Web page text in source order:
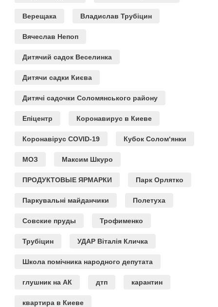
Верещака Владислав Трубіцин
Вячеслав Непоп
Дитячий садок Веселинка
Дитячи садки Києва
Дитячі садочки Соломянського району
Епіцентр Коронавирус в Киеве
Коронавірус COVID-19 Кубок Солом‘янки
МОЗ Максим Шкуро
ПРОДУКТОВЫЕ ЯРМАРКИ Парк Орлятко
Паркувальні майданчики Полетуха
Совские пруды Трофименко
Трубіцин УДАР Віталія Кличка
Школа помічника народного депутата
глушник на АК дтп карантин
квартира в Киеве